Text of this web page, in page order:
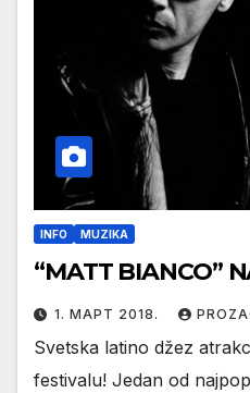
INFO MUZIKA
“MATT BIANCO”
1. МАРТ 2018.
Svetska latino džez
festivalu! Jedan od